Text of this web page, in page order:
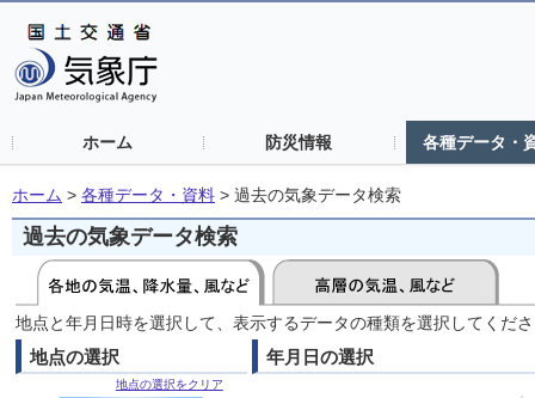
ホーム 防災情報 各種データ・
ホーム > 各種データ・資料 > 過去の気象データ検索
過去の気象データ検索
地点と年月日時を選択して、表示するデータの種類を選択してくだ
地点の選択
地点の選択をクリア
年月日の選択